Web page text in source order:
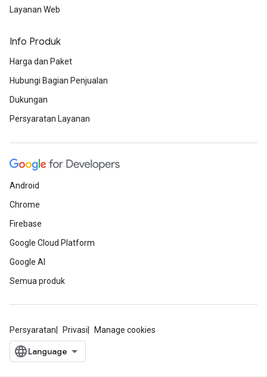
Layanan Web
Info Produk
Harga dan Paket
Hubungi Bagian Penjualan
Dukungan
Persyaratan Layanan
Android
Chrome
Firebase
Google Cloud Platform
Google AI
Semua produk
Persyaratan Privasi Manage cookies